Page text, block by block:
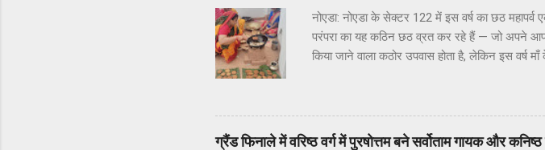
नोएडा: नोएडा के सेक्टर 122 में इस वर्ष का छठ
परंपरा का यह कठिन छठ व्रत कर रहे हैं — जो अपने आप
किया जाने वाला कठोर उपवास होता है, लेकिन इस वर्ष
संस्कृत के “षष्ठी” से बना है, जिसका अर्थ होता है छठा
में सूर्य देव की उपासना की जाती है क्योंकि सूर्य जीवन,
सूर्य और उगते सूर्य — की पूजा की जाती है। उन्होंने
ग्रैंड फिनाले में वरिष्ठ वर्ग में पुरषोत्तम बने सर्वोताम गायक और कनिष्ठ